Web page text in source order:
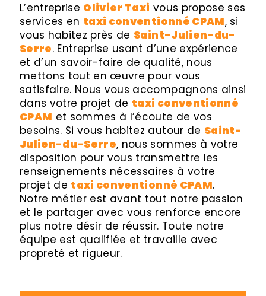
L’entreprise Olivier Taxi vous propose ses
services en taxi conventionné CPAM, si
vous habitez près de Saint-Julien-du-
Serre. Entreprise usant d’une expérience
et d’un savoir-faire de qualité, nous
mettons tout en œuvre pour vous
satisfaire. Nous vous accompagnons ainsi
dans votre projet de taxi conventionné
CPAM et sommes à l’écoute de vos
besoins. Si vous habitez autour de Saint-
Julien-du-Serre, nous sommes à votre
disposition pour vous transmettre les
renseignements nécessaires à votre
projet de taxi conventionné CPAM.
Notre métier est avant tout notre passion
et le partager avec vous renforce encore
plus notre désir de réussir. Toute notre
équipe est qualifiée et travaille avec
propreté et rigueur.